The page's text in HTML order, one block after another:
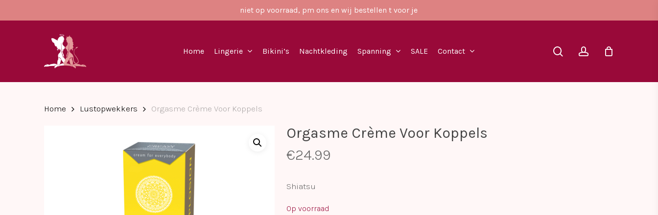
niet op voorraad, pm ons en wij bestellen t voor je
Home Lingerie Bikini’s Nachtkleding Spanning SALE Contact searchaccount
Home Lustopwekkers Orgasme Crème Voor Koppels
Orgasme Crème Voor Koppels
€24.99
Shiatsu
Op voorraad